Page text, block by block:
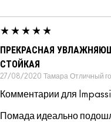
ПРЕКРАСНАЯ
СТОЙКАЯ
27/08/2020 Тамара Отличный
Комментарии для
Помада идеально